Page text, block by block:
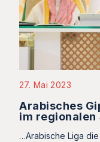
27. Mai 2023
Arabisches
im regionalen
…Arabische Liga